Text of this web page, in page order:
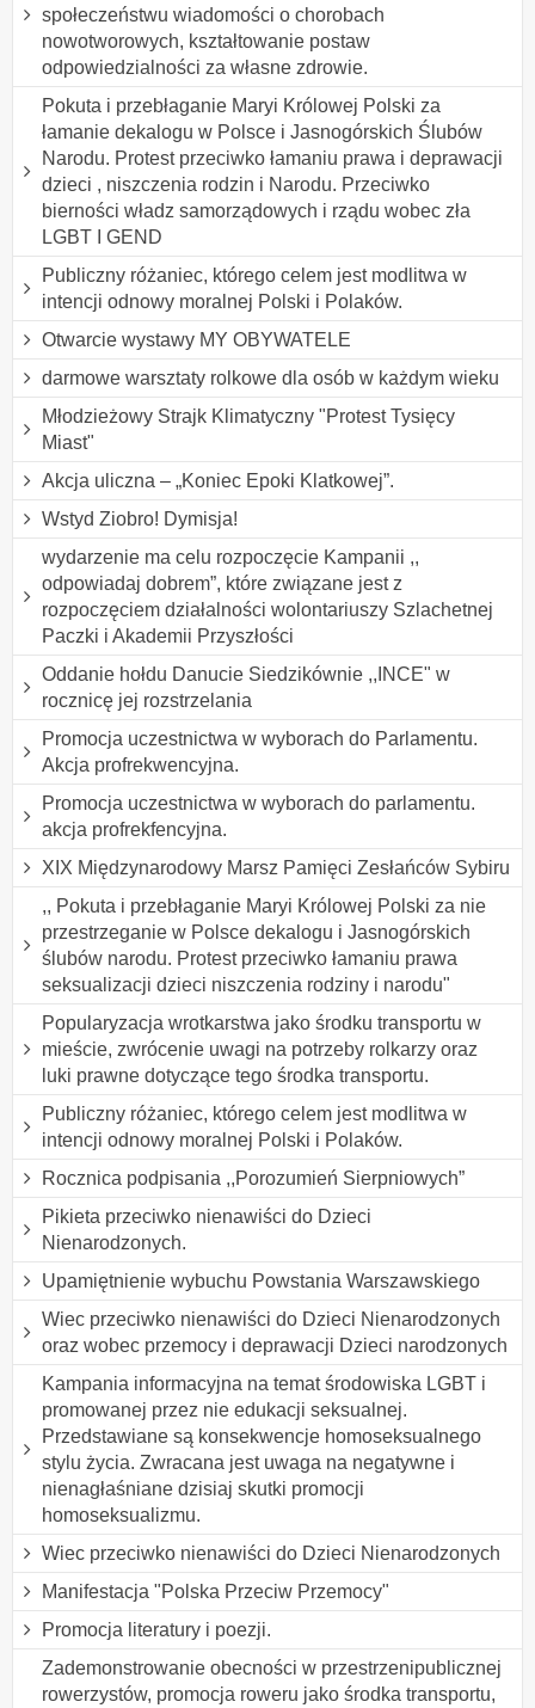
społeczeństwu wiadomości o chorobach
nowotworowych, kształtowanie postaw
odpowiedzialności za własne zdrowie.
Pokuta i przebłaganie Maryi Królowej Polski za
łamanie dekalogu w Polsce i Jasnogórskich Ślubów
Narodu. Protest przeciwko łamaniu prawa i deprawacji
dzieci , niszczenia rodzin i Narodu. Przeciwko
bierności władz samorządowych i rządu wobec zła
LGBT I GEND
Publiczny różaniec, którego celem jest modlitwa w
intencji odnowy moralnej Polski i Polaków.
Otwarcie wystawy MY OBYWATELE
darmowe warsztaty rolkowe dla osób w każdym wieku
Młodzieżowy Strajk Klimatyczny "Protest Tysięcy
Miast"
Akcja uliczna – „Koniec Epoki Klatkowej”.
Wstyd Ziobro! Dymisja!
wydarzenie ma celu rozpoczęcie Kampanii ,,
odpowiadaj dobrem”, które związane jest z
rozpoczęciem działalności wolontariuszy Szlachetnej
Paczki i Akademii Przyszłości
Oddanie hołdu Danucie Siedzikównie ,,INCE" w
rocznicę jej rozstrzelania
Promocja uczestnictwa w wyborach do Parlamentu.
Akcja profrekwencyjna.
Promocja uczestnictwa w wyborach do parlamentu.
akcja profrekfencyjna.
XIX Międzynarodowy Marsz Pamięci Zesłańców Sybiru
,, Pokuta i przebłaganie Maryi Królowej Polski za nie
przestrzeganie w Polsce dekalogu i Jasnogórskich
ślubów narodu. Protest przeciwko łamaniu prawa
seksualizacji dzieci niszczenia rodziny i narodu"
Popularyzacja wrotkarstwa jako środku transportu w
mieście, zwrócenie uwagi na potrzeby rolkarzy oraz
luki prawne dotyczące tego środka transportu.
Publiczny różaniec, którego celem jest modlitwa w
intencji odnowy moralnej Polski i Polaków.
Rocznica podpisania ,,Porozumień Sierpniowych”
Pikieta przeciwko nienawiści do Dzieci
Nienarodzonych.
Upamiętnienie wybuchu Powstania Warszawskiego
Wiec przeciwko nienawiści do Dzieci Nienarodzonych
oraz wobec przemocy i deprawacji Dzieci narodzonych
Kampania informacyjna na temat środowiska LGBT i
promowanej przez nie edukacji seksualnej.
Przedstawiane są konsekwencje homoseksualnego
stylu życia. Zwracana jest uwaga na negatywne i
nienagłaśniane dzisiaj skutki promocji
homoseksualizmu.
Wiec przeciwko nienawiści do Dzieci Nienarodzonych
Manifestacja "Polska Przeciw Przemocy"
Promocja literatury i poezji.
Zademonstrowanie obecności w przestrzenipublicznej
rowerzystów, promocja roweru jako środka transportu,